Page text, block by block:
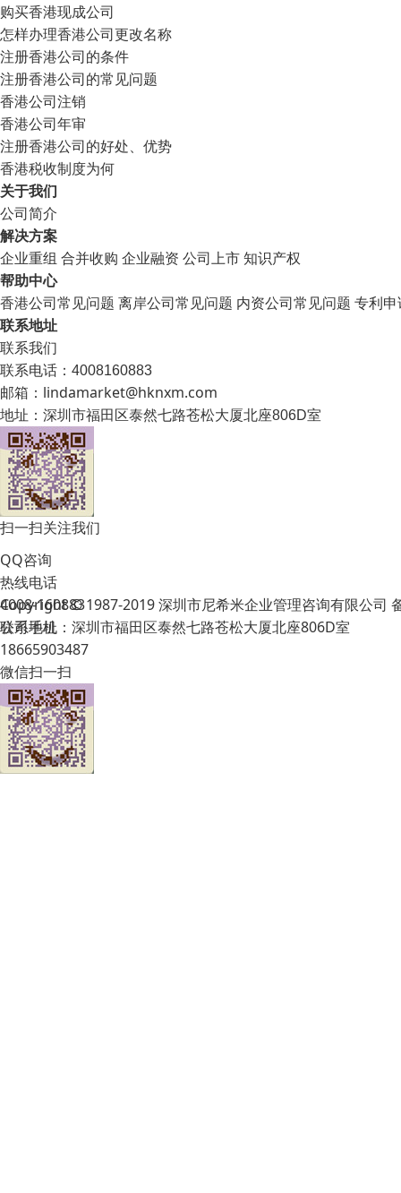
购买香港现成公司
怎样办理香港公司更改名称
注册香港公司的条件
注册香港公司的常见问题
香港公司注销
香港公司年审
注册香港公司的好处、优势
香港税收制度为何
关于我们
公司简介
解决方案
企业重组 合并收购 企业融资 公司上市知识产权
帮助中心
香港公司常见问题 离岸公司常见问题 内资公司常见问题 专利
联系地址
联系我们
联系电话：4008160883
邮箱：lindamarket@hknxm.com
地址： 深圳市福田区泰然七路苍松大厦北座806D室
扫一扫关注我们
Copyright © 1987-2019 深圳市尼希米企业管理咨询有限公司
公司地址：深圳市福田区泰然七路苍松大厦北座806D室
QQ咨询
热线电话
4008-160883
联系手机
18665903487
微信扫一扫